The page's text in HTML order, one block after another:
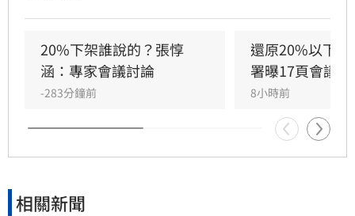
誤導大眾。衛福部強調，該份紀錄已完整公開於
食藥署中聯油品專區，未來將以更謹慎態度回應
各界疑問。（記者：簡浩正）
20%下架誰說的？張惇
涵：專家會議討論
-283分鐘前
還原20%以下
署曝17頁會議
8小時前
相關新聞